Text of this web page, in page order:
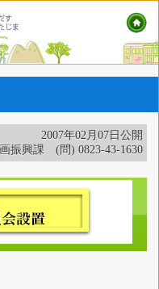
2007年02月07日公開
振興課 (問) 0823-43-1630